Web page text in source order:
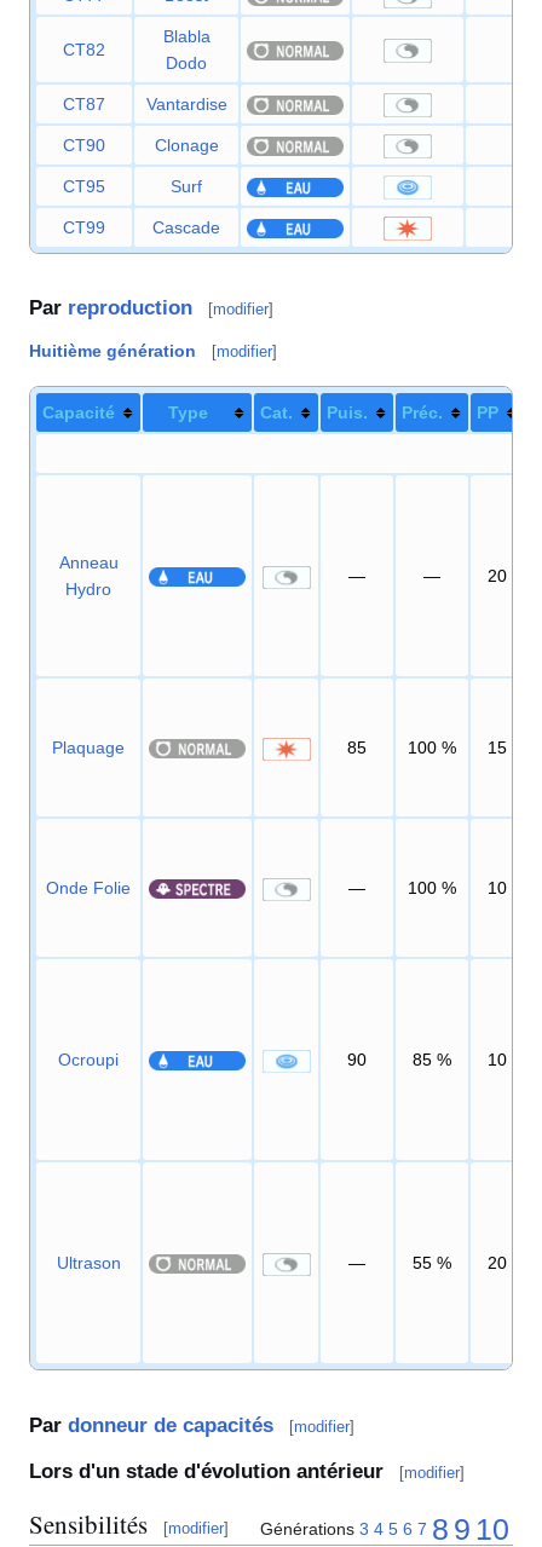
CT82
Blabla
Dodo
CT87 Vantardise
CT90 Clonage
CT95 Surf
CT99 Cascade
Par reproduction [modifier]
Huitième génération [modifier]
Capacité Type Cat. Puis. Préc. PP
Anneau
Hydro
— — 20
Plaquage 85 100 % 15
Onde Folie — 100 % 10
Ocroupi 90 85 % 10
Ultrason — 55 % 20
Par donneur de capacités [modifier]
Lors d'un stade d'évolution antérieur [modifier]
Sensibilités [modifier] Générations 3 4 5 6 7 8 9 10